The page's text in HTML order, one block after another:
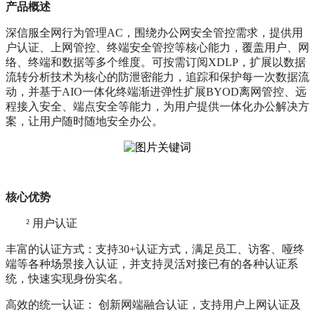
产品概述
深信服全网行为管理AC，围绕办公网安全管控需求，提供用
户认证、上网管控、终端安全管控等核心能力，覆盖用户、网
络、终端和数据等多个维度。可按需订阅XDLP，扩展以数据
流转分析技术为核心的防泄密能力，追踪和保护每一次数据流
动，并基于AIO一体化终端渐进弹性扩展BYOD离网管控、远
程接入安全、端点安全等能力，为用户提供一体化办公解决方
案，让用户随时随地安全办公。
核心优势
² 用户认证
丰富的认证方式：支持30+认证方式，满足员工、访客、哑终
端等各种场景接入认证，并支持灵活对接已有的各种认证系
统，快速实现身份实名。
高效的统一认证： 创新网端融合认证，支持用户上网认证及